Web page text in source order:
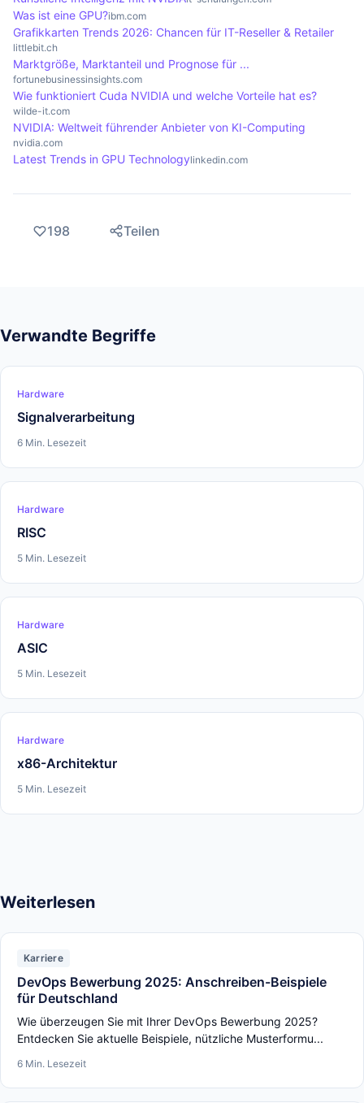
Simulationen eingesetzt werden. Diese
Entwicklung hat die GPU zu einem zentralen
Element in der modernen IT-Infrastruktur
gemacht.
Was ist eine GPU?ibm.com
Grafikkarten Trends 2026: Chancen für IT-Reseller & Retailer
littlebit.ch
Marktgröße, Marktanteil und Prognose für ...
fortunebusinessinsights.com
Wie funktioniert Cuda NVIDIA und welche Vorteile hat es?
wilde-it.com
NVIDIA: Weltweit führender Anbieter von KI-Computing
nvidia.com
Latest Trends in GPU Technologylinkedin.com
198 Teilen
Verwandte Begriffe
Hardware
Signalverarbeitung
6 Min. Lesezeit
Hardware
RISC
5 Min. Lesezeit
Hardware
ASIC
5 Min. Lesezeit
Hardware
x86-Architektur
5 Min. Lesezeit
Weiterlesen
Karriere
DevOps Bewerbung 2025: Anschreiben-Beispiele
für Deutschland
Wie überzeugen Sie mit Ihrer DevOps Bewerbung 2025?
Entdecken Sie aktuelle Beispiele, nützliche Musterformu...
6 Min. Lesezeit